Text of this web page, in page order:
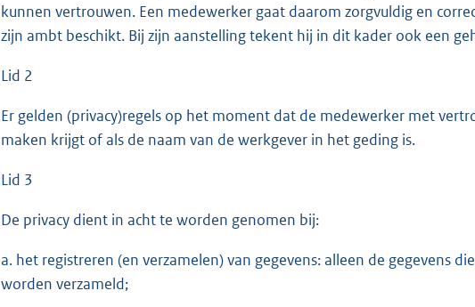
kunnen vertrouwen. Een medewerker gaat daarom zorgvuldig en
zijn ambt beschikt. Bij zijn aanstelling tekent hij in dit kader ook een
Lid 2
Er gelden (privacy)regels op het moment dat de medewerker met
maken krijgt of als de naam van de werkgever in het geding is.
Lid 3
De privacy dient in acht te worden genomen bij:
a. het registreren (en verzamelen) van gegevens: alleen de gegevens
worden verzameld;